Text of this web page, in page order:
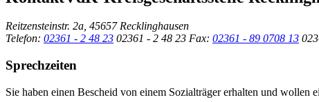
Reitzensteinstr. 2a, 45657 Recklinghausen
Telefon: 02361 - 2 48 23 02361 - 2 48 23 Fax: 02361 - 89 0708 13
Sprechzeiten
Sie haben einen Bescheid von einem Sozialträger erhalten und wollen